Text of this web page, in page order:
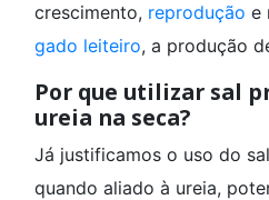
crescimento, reprodução e
gado leiteiro, a produção
Por que utilizar sal
ureia na seca?
Já justificamos o uso do
quando aliado à ureia,